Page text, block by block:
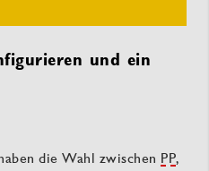
und ein
die Wahl zwischen PP,